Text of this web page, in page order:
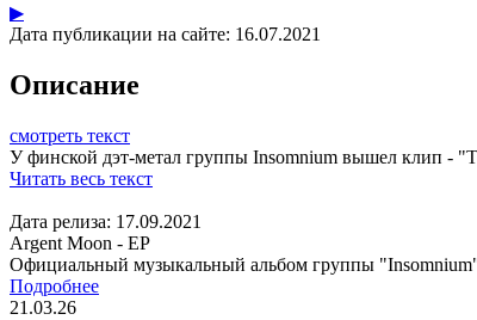
▶
Дата публикации на сайте: 16.07.2021
Описание
смотреть текст
У финской дэт-метал группы Insomnium вышел клип -
Читать весь текст
Дата релиза: 17.09.2021
Argent Moon - EP
Официальный музыкальный альбом группы
Подробнее
21.03.26